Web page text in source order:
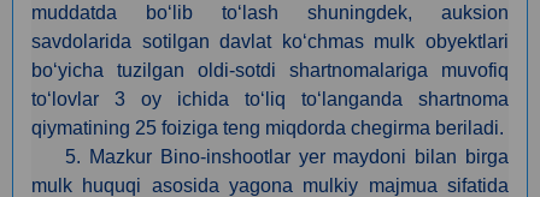
muddatda bo‘lib to‘lash shuningdek, auksion
savdolarida sotilgan davlat ko‘chmas mulk obyektlari
bo‘yicha tuzilgan oldi-sotdi shartnomalariga muvofiq
to‘lovlar 3 oy ichida to‘liq to‘langanda shartnoma
qiymatining 25 foiziga teng miqdorda chegirma beriladi.
5. Mazkur Bino-inshootlar yer maydoni bilan birga
mulk huquqi asosida yagona mulkiy majmua sifatida